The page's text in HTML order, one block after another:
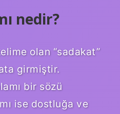
nedir?
olan “sadakat”
girmiştir.
bir sözü
ise dostluğa ve